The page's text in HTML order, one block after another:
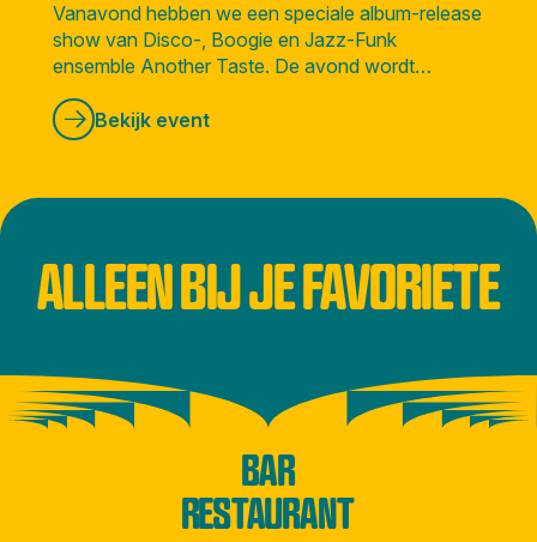
Vanavond hebben we een speciale album-release
show van Disco-, Boogie en Jazz-Funk
ensemble Another Taste. De avond wordt
afgesloten door Amsterdamse soulvolle DJ
Eileen.Bekijk event
ALLEEN BIJ JE FAVORIETE
BAR
RESTAURANT